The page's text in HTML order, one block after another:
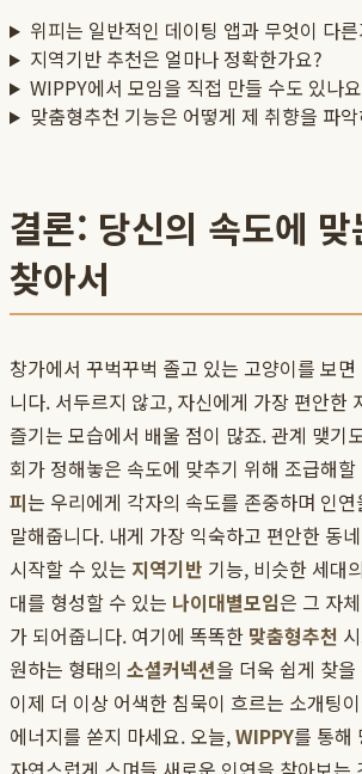
위피는 일반적인 데이팅 앱과 무엇이 다
지역기반 추천은 얼마나 정확한가요?
WIPPY에서 모임을 직접 만들 수도 있나
맞춤형추천 기능은 어떻게 제 취향을 파
결론: 당신의 속도에
찾아서
창가에서 꾸벅꾸벅 졸고 있는 고양이를 보
니다. 서두르지 않고, 자신에게 가장 편안한
즐기는 모습에서 배울 점이 많죠. 관계 맺기
회가 정해놓은 속도에 맞추기 위해 조급해
피는 우리에게 각자의 속도를 존중하며 인
말해줍니다. 내게 가장 익숙하고 편안한 동
시작할 수 있는 지역기반 기능, 비슷한 세대
대를 형성할 수 있는 나이대별모임은 그 자
가 되어줍니다. 여기에 똑똑한 맞춤형추천
원하는 형태의 소셜커넥션을 더욱 쉽게 찾
이제 더 이상 어색한 침묵이 흐르는 소개팅
에너지를 쏟지 마세요. 오늘,WIPPY를 통해